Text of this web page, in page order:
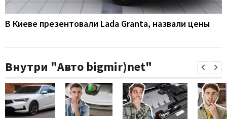
В Киеве презентовали Lada Granta, назвали цены
Внутри "Авто bigmir)net"